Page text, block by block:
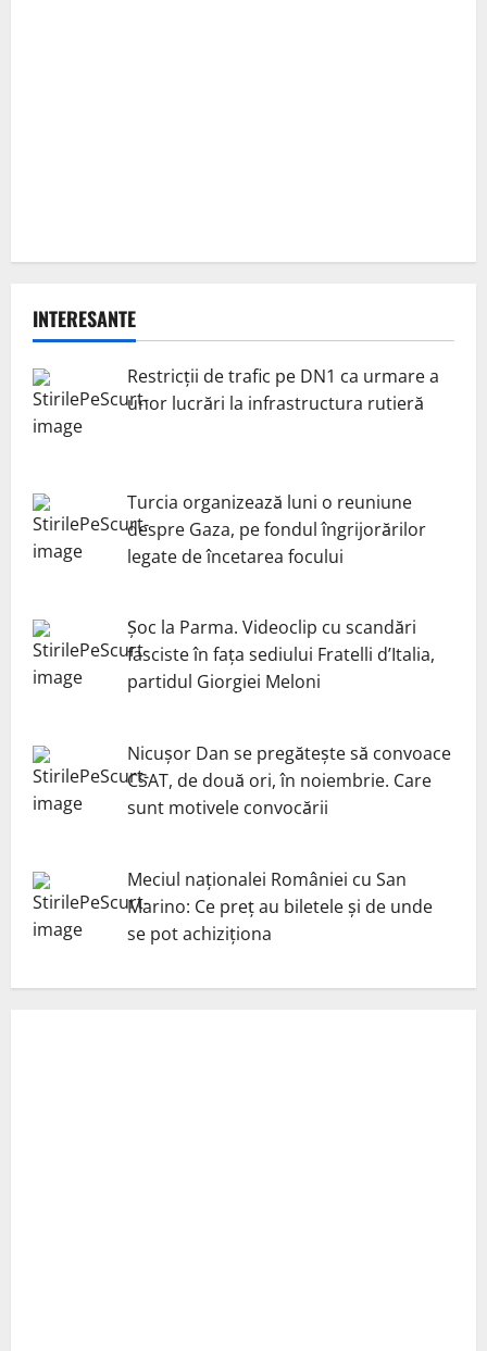
INTERESANTE
Restricții de trafic pe DN1 ca urmare a
unor lucrări la infrastructura rutieră
Turcia organizează luni o reuniune
despre Gaza, pe fondul îngrijorărilor
legate de încetarea focului
Șoc la Parma. Videoclip cu scandări
fasciste în fața sediului Fratelli d’Italia,
partidul Giorgiei Meloni
Nicuşor Dan se pregăteşte să convoace
CSAT, de două ori, în noiembrie. Care
sunt motivele convocării
Meciul naționalei României cu San
Marino: Ce preț au biletele și de unde
se pot achiziționa